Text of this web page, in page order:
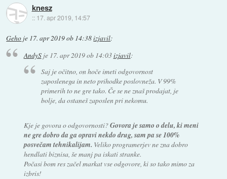
knesz
:: 17. apr 2019, 14:57
Geho je 17. apr 2019 ob 14:38izjavil:
AndySje 17. apr 2019 ob 14:03izjavil:
Saj je očitno, on hoče imeti odgovornost
zaposlenega in neto prihodke poslovneža. V 99%
primerih to ne gre tako. Če se ne znaš prodajat, je
bolje, da ostaneš zaposlen pri nekomu.
Kje je govora o odgovornosti?Govora je samo o delu, ki meni
ne gre dobro da ga opravi nekdo drug, sam pa se 100%
posvečam tehnikalijam. Veliko programerjev ne zna dobro
hendlati biznisa, še manj pa iskati stranke.
Počasi bom res začel markat vse odgovore, ki so tako mimo za
izbris!